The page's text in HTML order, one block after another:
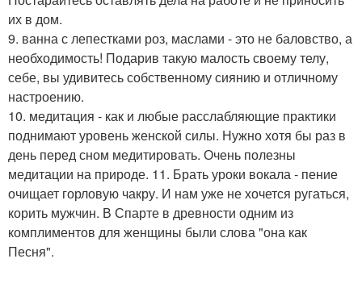
их в дом.
9. ванна с лепестками роз, маслами - это не баловство, а
необходимость! Подарив такую малость своему телу,
себе, вы удивитесь собственному сиянию и отличному
настроению.
10. медитация - как и любые расслабляющие практики
поднимают уровень женской силы. Нужно хотя бы раз в
день перед сном медитировать. Очень полезны
медитации на природе. 11. Брать уроки вокала - пение
очищает горловую чакру. И нам уже не хочется ругаться,
корить мужчин. В Спарте в древности одним из
комплиментов для женщины были слова "она как
Песня".